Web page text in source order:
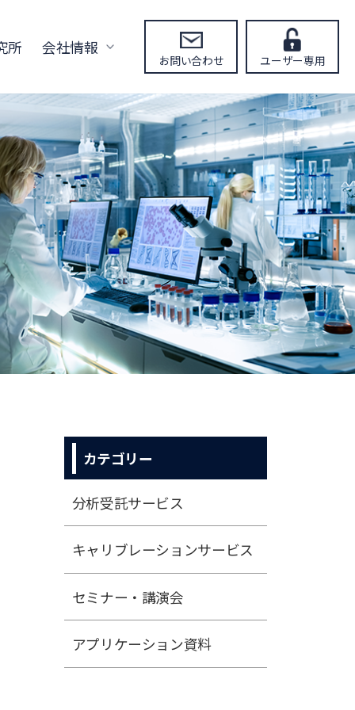
所 会社情報
お問い合わせ ユーザー専用
カテゴリー
分析受託サービス
キャリブレーションサービス
セミナー・講演会
アプリケーション資料